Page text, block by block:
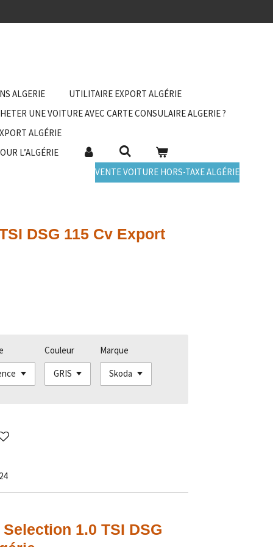
ALGERIE
UTILITAIRE EXPORT ALGÉRIE
UNE VOITURE AVEC CARTE CONSULAIRE ALGERIE ?
ALGÉRIE
L’ALGÉRIE
VENTE VOITURE HORS-TAXE ALGÉRIE
DSG 115 Cv Export
Couleur Marque
1.0 TSI DSG